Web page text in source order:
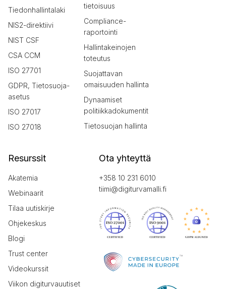
Tiedonhallintalaki
NIS2-direktiivi
NIST CSF
CSA CCM
ISO 27701
GDPR, Tietosuoja-
asetus
ISO 27017
ISO 27018
tietoisuus
Compliance-
raportointi
Hallintakeinojen
toteutus
Suojattavan
omaisuuden hallinta
Dynaamiset
politiikkadokumentit
Tietosuojan hallinta
Resurssit
Akatemia
Webinaarit
Tilaa uutiskirje
Ohjekeskus
Blogi
Trust center
Videokurssit
Viikon digiturvauutiset
Ota yhteyttä
+358 10 231 6010
tiimi@digiturvamalli.fi